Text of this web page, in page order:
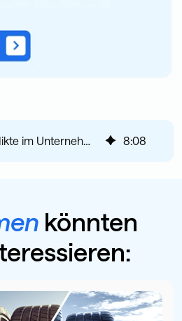
Interessenkonflikte im Unternehmen 8:08
könnten